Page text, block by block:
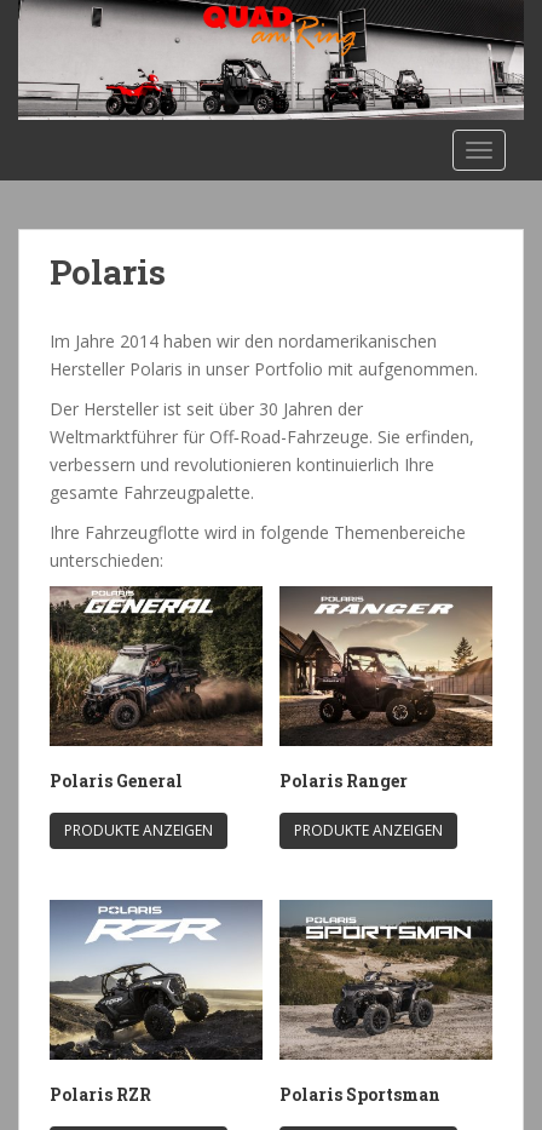
m
Polaris
Im Jahre 2014 haben wir den nordamerikanischen
Hersteller Polaris in unser Portfolio mit aufgenommen.
Der Hersteller ist seit über 30 Jahren der
Weltmarktführer für Off‑Road-Fahrzeuge. Sie erfinden,
verbessern und revolutionieren kontinuierlich Ihre
gesamte Fahrzeugpalette.
Ihre Fahrzeugflotte wird in folgende Themenbereiche
unterschieden:
Polaris General
PRODUKTE ANZEIGEN
Polaris Ranger
PRODUKTE ANZEIGEN
Polaris RZR Polaris Sportsman